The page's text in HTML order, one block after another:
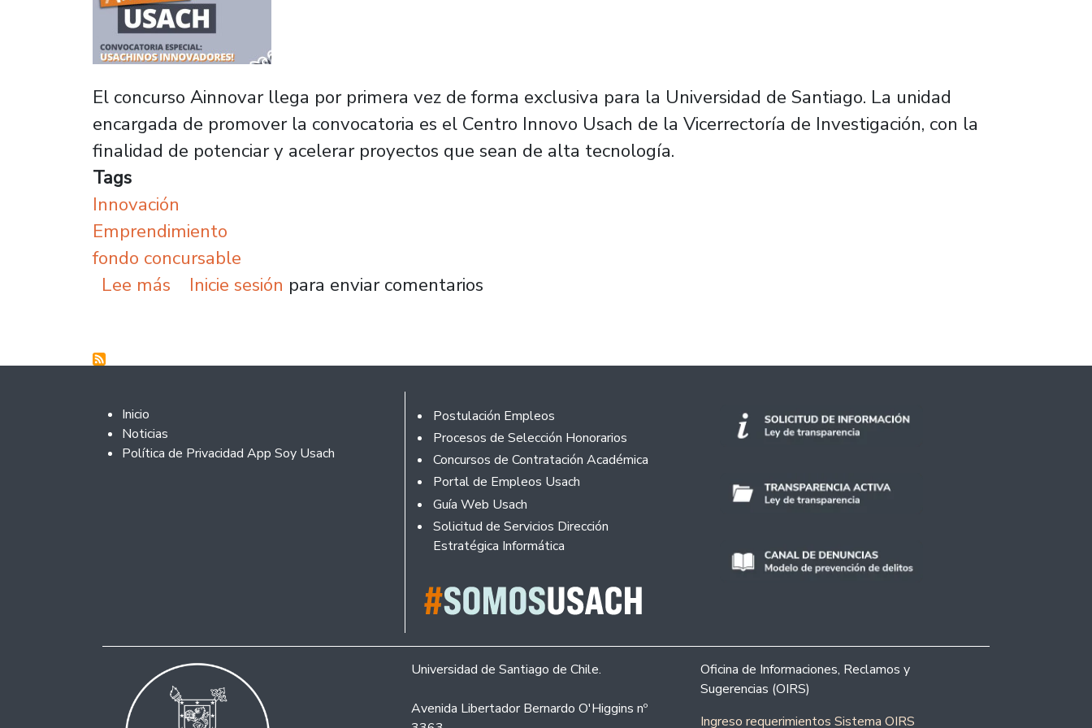
El concurso Ainnovar llega por primera vez de forma exclusiva para la Universidad de Santiago. La unidad
encargada de promover la convocatoria es el Centro Innovo Usach de la Vicerrectoría de Investigación, con la
finalidad de potenciar y acelerar proyectos que sean de alta tecnología.
Tags
Innovación
Emprendimiento
fondo concursable
Lee más sobre Ainnovar financiará con 60 millones de pesos a proyectos científicos y tecnológicos de la Usach
Inicie sesión para enviar comentarios
Footer 2
Inicio
Noticias
Política de Privacidad App Soy Usach
Footer
Postulación Empleos
Procesos de Selección Honorarios
Concursos de Contratación Académica
Portal de Empleos Usach
Guía Web Usach
Solicitud de Servicios Dirección
Estratégica Informática
Universidad de Santiago de Chile.
Avenida Libertador Bernardo O'Higgins nº
Oficina de Informaciones, Reclamos y
Sugerencias (OIRS)
Ingreso requerimientos Sistema OIRS